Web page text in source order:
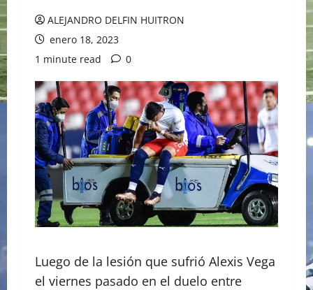
ALEJANDRO DELFIN HUITRON
enero 18, 2023
1 minute read
0
Luego de la lesión que sufrió Alexis Vega
el viernes pasado en el duelo entre